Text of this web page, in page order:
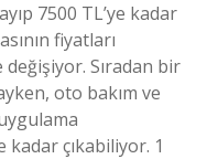
7500 TL’ye kadar
fiyatları
Sıradan bir
oto bakım ve
kadar çıkabiliyor. 1